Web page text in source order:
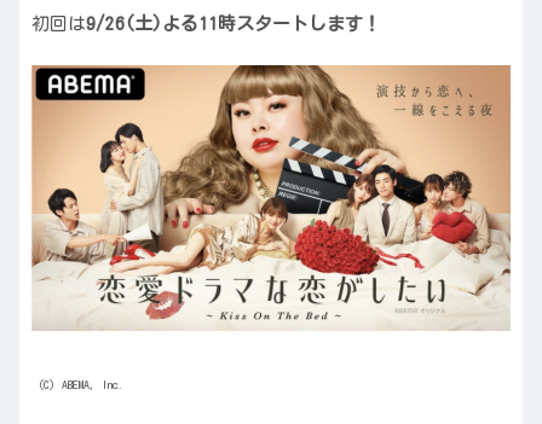
初回は9/26(土)よる11時スタートします！
（C）ABEMA, Inc.